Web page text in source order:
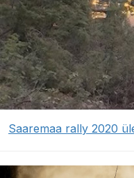
Saaremaa rally 2020